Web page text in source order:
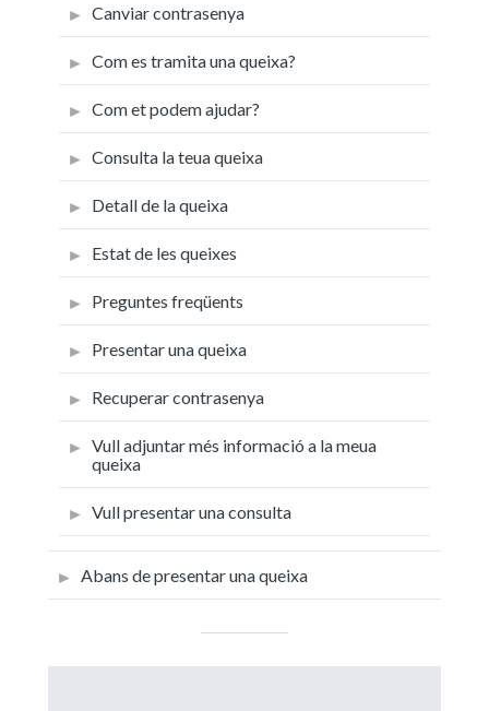
Canviar contrasenya
Com es tramita una queixa?
Com et podem ajudar?
Consulta la teua queixa
Detall de la queixa
Estat de les queixes
Preguntes freqüents
Presentar una queixa
Recuperar contrasenya
Vull adjuntar més informació a la meua
queixa
Vull presentar una consulta
Abans de presentar una queixa